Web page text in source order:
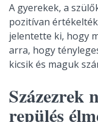
A gyerekek, a
pozitívan
jelentette ki, hogy
arra, hogy
kicsik és maguk
Százezrek
repülés